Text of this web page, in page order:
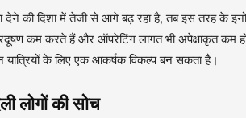
देने की दिशा में तेजी से आगे बढ़ रहा है, तब इस तरह के
कम करते हैं और ऑपरेटिंग लागत भी अपेक्षाकृत कम
के लिए एक आकर्षक विकल्प बन सकता है।
लोगों की सोच